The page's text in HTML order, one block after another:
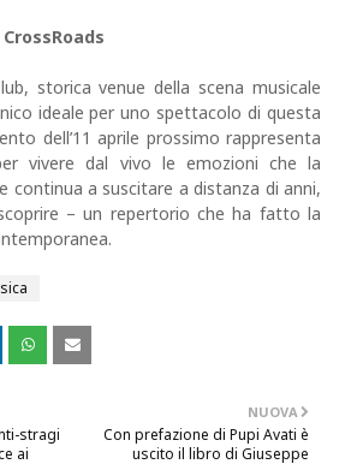
storica venue della scena musicale
ideale per uno spettacolo di questa
dell’11 aprile prossimo rappresenta
vivere dal vivo le emozioni che la
continua a suscitare a distanza di anni,
– un repertorio che ha fatto la
NUOVA
Con prefazione di Pupi Avati è
uscito il libro di Giuseppe
stragi
ai